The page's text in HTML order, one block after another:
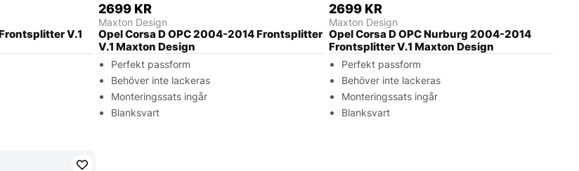
V.1
2699 KR
Maxton Design
Opel Corsa D OPC 2004-2014 Frontsplitter
V.1 Maxton Design
Perfekt passform
Behöver inte lackeras
Monteringssats ingår
Blanksvart
2699 KR
Maxton Design
Opel Corsa D OPC Nurburg 2004-2014
Frontsplitter V.1 Maxton Design
Perfekt passform
Behöver inte lackeras
Monteringssats ingår
Blanksvart